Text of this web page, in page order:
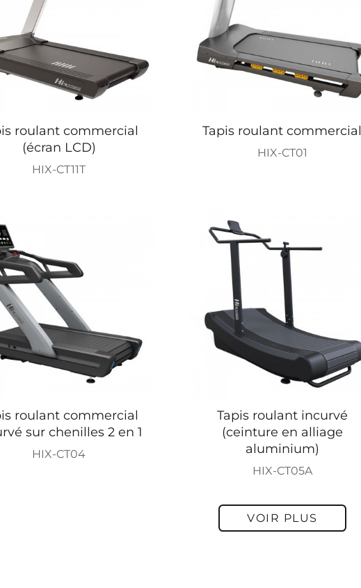
roulant commercial
(écran LCD)
HIX-CT11T
Tapis roulant commercial
HIX-CT01
roulant commercial
sur chenilles 2 en 1
HIX-CT04
Tapis roulant incurvé
(ceinture en alliage
aluminium)
HIX-CT05A
VOIR PLUS